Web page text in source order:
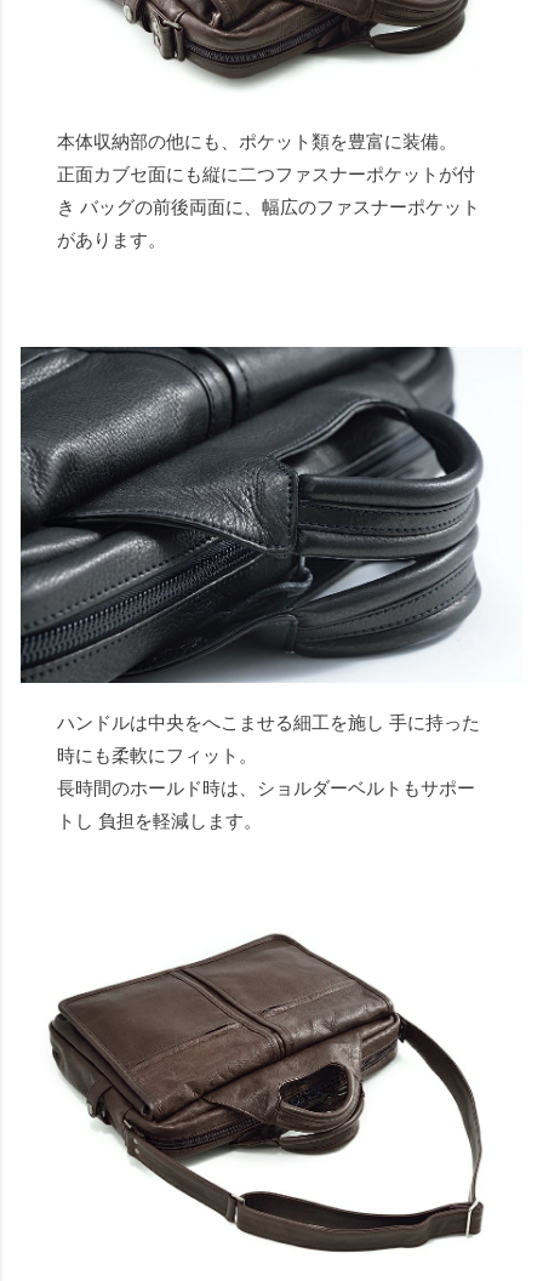
本体収納部の他にも、ポケット類を豊富に装備。
正面カブセ面にも縦に二つファスナーポケットが付
き バッグの前後両面に、幅広のファスナーポケット
があります。
ハンドルは中央をへこませる細工を施し 手に持った
時にも柔軟にフィット。
長時間のホールド時は、ショルダーベルトもサポー
トし 負担を軽減します。